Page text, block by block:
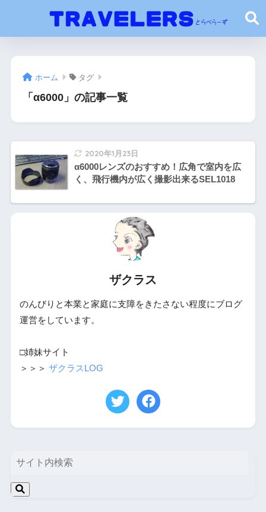
ホーム タグ
「α6000」の記事一覧
2020年1月23日
α6000レンズのおすすめ！広角で室内を広
く、飛行機内が広く撮影出来るSEL1018
ザクラス
のんびりと本業と家庭に支障をきたさない程度にブログ
運営をしています。
□姉妹サイト
＞＞＞ ザクラスLOG